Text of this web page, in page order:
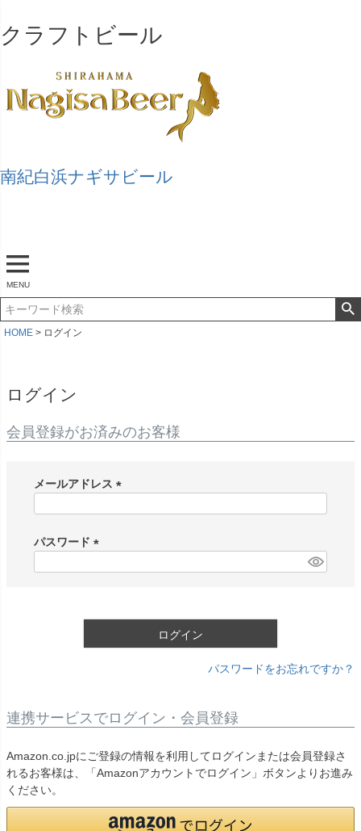
クラフトビール
南紀白浜ナギサビール
MENU
HOME ログイン
ログイン
会員登録がお済みのお客様
メールアドレス
)
パスワード
ログイン
パスワードをお忘れですか？
連携サービスでログイン・会員登録
Amazon.co.jpにご登録の情報を利用してログインまたは会員登録さ
れるお客様は、「Amazonアカウントでログイン」ボタンよりお進み
ください。